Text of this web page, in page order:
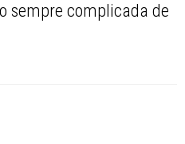
sempre complicada de